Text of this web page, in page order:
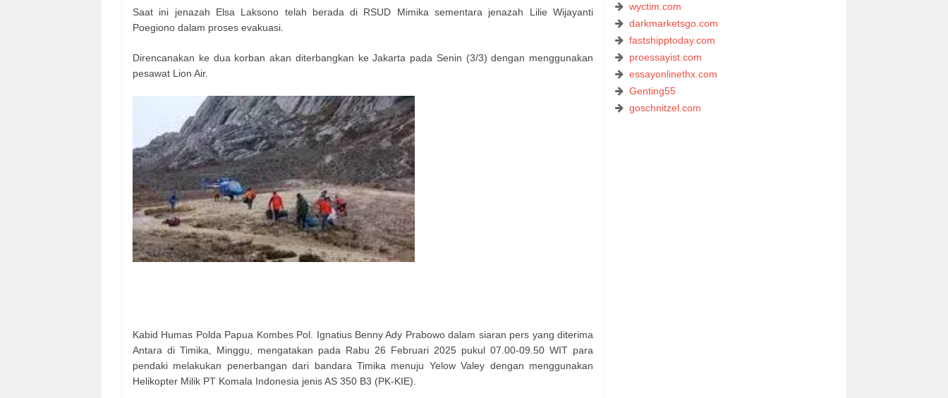
Saat ini jenazah Elsa Laksono telah berada di RSUD Mimika sementara jenazah Lilie Wijayanti
Poegiono dalam proses evakuasi.
Direncanakan ke dua korban akan diterbangkan ke Jakarta pada Senin (3/3) dengan menggunakan
pesawat Lion Air.
Kabid Humas Polda Papua Kombes Pol. Ignatius Benny Ady Prabowo dalam siaran pers yang diterima
Antara di Timika, Minggu, mengatakan pada Rabu 26 Februari 2025 pukul 07.00-09.50 WIT para
pendaki melakukan penerbangan dari bandara Timika menuju Yelow Valey dengan menggunakan
Helikopter Milik PT Komala Indonesia jenis AS 350 B3 (PK-KIE).
wyctim.com
darkmarketsgo.com
fastshipptoday.com
proessayist.com
essayonlinethx.com
Genting55
goschnitzel.com